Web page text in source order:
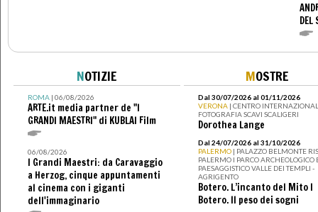
DEL
NOTIZIE
ROMA| 06/08/2026
ARTE.it media partner de "I
GRANDI MAESTRI" di KUBLAI Film
06/08/2026
I Grandi Maestri: da Caravaggio
a Herzog, cinque appuntamenti
al cinema con i giganti
dell'immaginario
MOSTRE
Dal 30/07/2026 al 01/11/2026
VERONA | CENTRO
FOTOGRAFIA SCAVI SCALIGERI
Dorothea Lange
Dal 24/07/2026 al 31/10/2026
PALERMO | PALAZZO BELMONTE
PALERMO I PARCO ARCHEOLOGICO
PAESAGGISTICO VALLE DEI TEMPLI -
AGRIGENTO
Botero. L’incanto del Mito I
Botero. Il peso dei sogni